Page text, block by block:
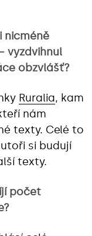
nicméně
vyzdvihnul
obzvlášť?
Ruralia, kam
nám
texty. Celé to
si budují
texty.
počet